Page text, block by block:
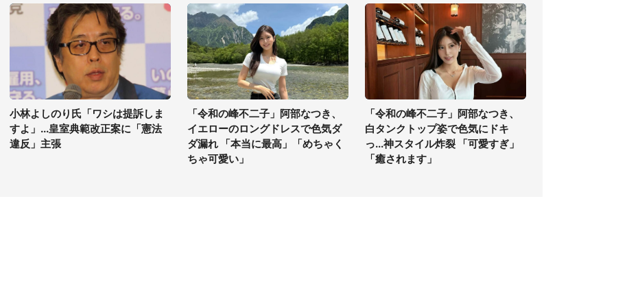
小林よしのり氏「ワシは提訴しま
すよ」...皇室典範改正案に「憲法
違反」主張
「令和の峰不二子」阿部なつき、
イエローのロングドレスで色気ダ
ダ漏れ 「本当に最高」「めちゃく
ちゃ可愛い」
「令和の峰不二子」阿部なつき、
白タンクトップ姿で色気にドキ
っ...神スタイル炸裂 「可愛すぎ」
「癒されます」